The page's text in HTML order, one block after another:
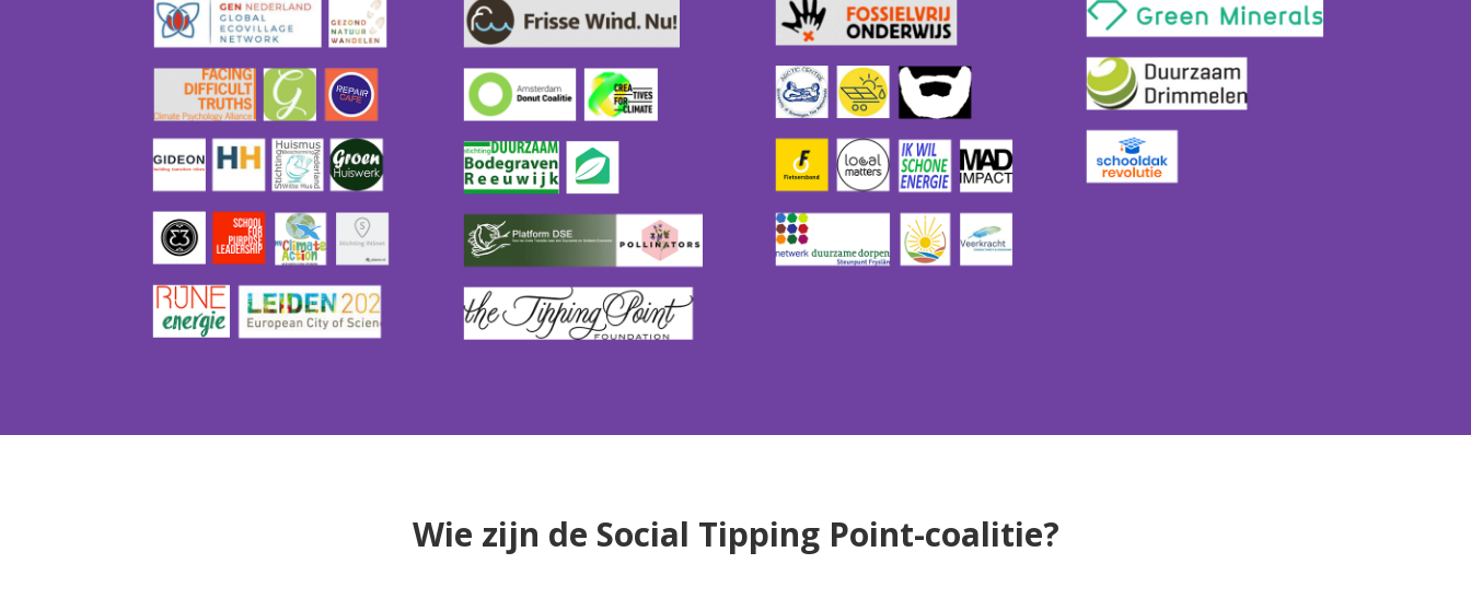
Wie zijn de Social Tipping Point-coalitie?